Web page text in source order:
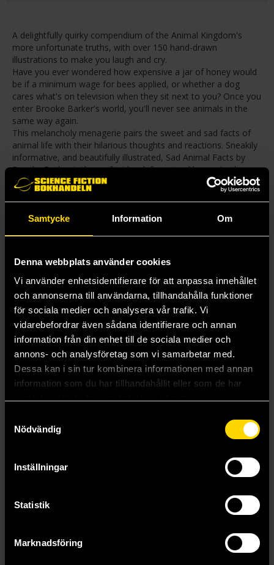
Samtycke Information Om
Denna webbplats använder cookies
Vi använder enhetsidentifierare för att anpassa innehållet
och annonserna till användarna, tillhandahålla funktioner
för sociala medier och analysera vår trafik. Vi
vidarebefordrar även sådana identifierare och annan
information från din enhet till de sociala medier och
annons- och analysföretag som vi samarbetar med.
Dessa kan i sin tur kombinera informationen med annan
information som du har tillhandahållit eller som de har
Nödvändig
Inställningar
Statistik
Marknadsföring
A delightfully quirky compendium of the Animal Kingdom's
more unfortunate truths, with over 150 hand-drawn
illustrations to make you laugh and cry.
Have you ever wondered how expensive a jar of honey would
be if a minimum wage for bees applied, or whether a dog
cares what's on television when they sit next to you? Once you
enter Brooke Barker's world, you'll never see animals in the
same way again.
This melancholy menagerie pairs the sweet and sad facts of
animal life with their hilarious thoughts and reactions. Sneakily
informative, and beautifully illustrated, Sad Animal Facts by
Brooke Barker is the perfect book for animal lovers (and
haters) everywhere.
Andra har också köpt